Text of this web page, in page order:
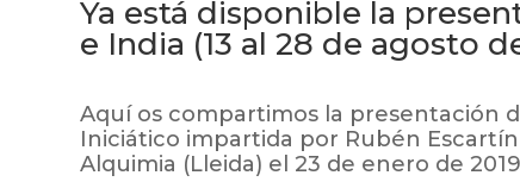
Ya está disponible la
e India (13 al 28 de agosto
Aquí os compartimos la presentación
Iniciático impartida por Rubén
Alquimia (Lleida) el 23 de enero de